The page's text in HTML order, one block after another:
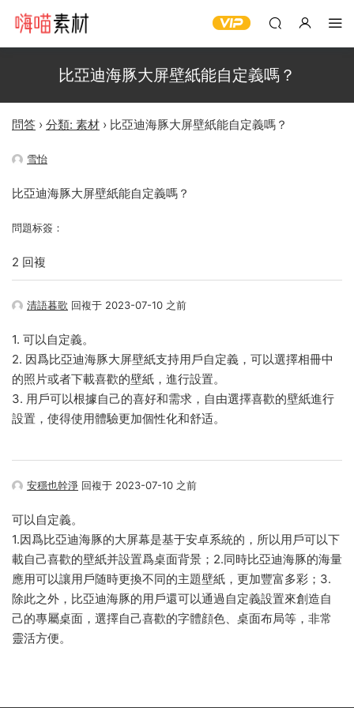
比亞迪海豚大屏壁紙能自定義嗎？
問答 › 分類: 素材 › 比亞迪海豚大屏壁紙能自定義嗎？
雪怡
比亞迪海豚大屏壁紙能自定義嗎？
問題标簽：
2 回複
清語暮歌 回複于 2023-07-10 之前
1. 可以自定義。
2. 因爲比亞迪海豚大屏壁紙支持用戶自定義，可以選擇相冊中
的照片或者下載喜歡的壁紙，進行設置。
3. 用戶可以根據自己的喜好和需求，自由選擇喜歡的壁紙進行
設置，使得使用體驗更加個性化和舒适。
安穩也幹淨 回複于 2023-07-10 之前
可以自定義。
1.因爲比亞迪海豚的大屏幕是基于安卓系統的，所以用戶可以下
載自己喜歡的壁紙并設置爲桌面背景；2.同時比亞迪海豚的海量
應用可以讓用戶随時更換不同的主題壁紙，更加豐富多彩；3.
除此之外，比亞迪海豚的用戶還可以通過自定義設置來創造自
己的專屬桌面，選擇自己喜歡的字體顔色、桌面布局等，非常
靈活方便。